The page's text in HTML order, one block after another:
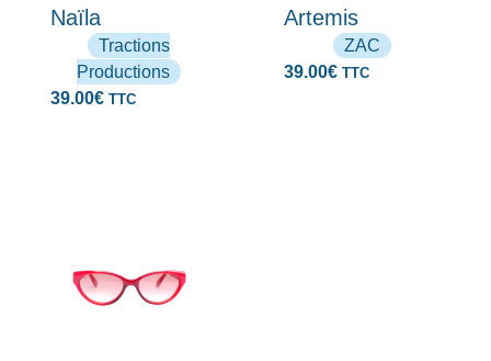
Naïla
Tractions
Productions
39.00€ TTC
Artemis
ZAC
39.00€ TTC